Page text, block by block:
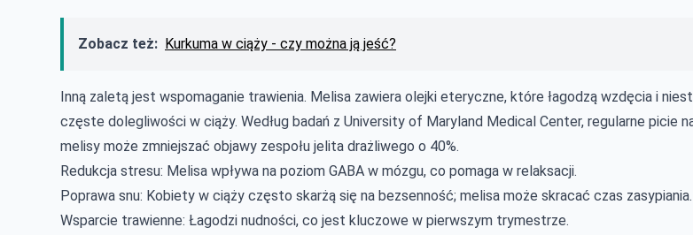
Zobacz też: Kurkuma w ciąży - czy można ją jeść?
Inną zaletą jest wspomaganie trawienia. Melisa zawiera olejki eteryczne, które łagodzą wzdęcia i
częste dolegliwości w ciąży. Według badań z University of Maryland Medical Center, regularne picie
melisy może zmniejszać objawy zespołu jelita drażliwego o 40%.
Redukcja stresu: Melisa wpływa na poziom GABA w mózgu, co pomaga w relaksacji.
Poprawa snu: Kobiety w ciąży często skarżą się na bezsenność; melisa może skracać czas zasypiania.
Wsparcie trawienne: Łagodzi nudności, co jest kluczowe w pierwszym trymestrze.